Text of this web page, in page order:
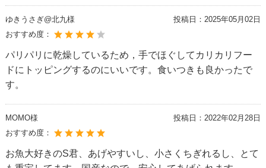
ゆきうさぎ@北九様 投稿日： 2025年05月02日
おすすめ度：
パリパリに乾燥しているため，手でほぐしてカリカリフー
ドにトッピングするのにいいです。食いつきも良かったで
す。
MOMO様 投稿日： 2022年02月28日
おすすめ度：
お魚大好きのS君、あげやすいし、小さくちぎれるし、とて